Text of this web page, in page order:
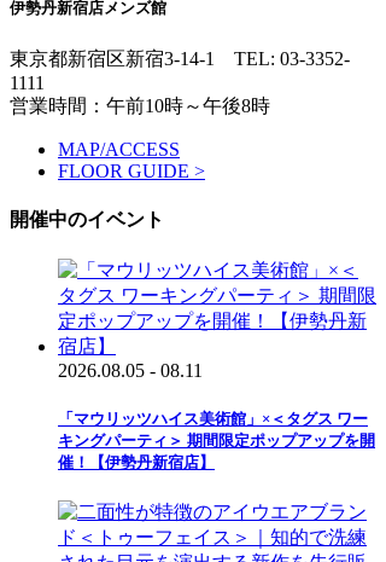
伊勢丹新宿店メンズ館
東京都新宿区新宿3-14-1 TEL: 03-3352-
1111
営業時間：午前10時～午後8時
MAP/ACCESS
FLOOR GUIDE >
開催中のイベント
2026.08.05 - 08.11
「マウリッツハイス美術館」×＜タグス ワー
キングパーティ＞ 期間限定ポップアップを開
催！【伊勢丹新宿店】